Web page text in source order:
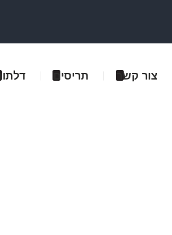
צור קשר תריסים דלתות